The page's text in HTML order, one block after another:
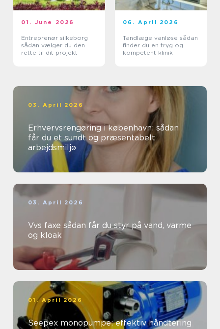
01. June 2026
Entreprenør silkeborg
sådan vælger du den
rette til dit projekt
06. April 2026
Tandlæge vanløse sådan
finder du en tryg og
kompetent klinik
03. April 2026
Erhvervsrengøring i københavn: sådan
får du et sundt og præsentabelt
arbejdsmiljø
03. April 2026
Vvs faxe sådan får du styr på vand, varme
og kloak
01. April 2026
Seepex monopumpe: effektiv håndtering